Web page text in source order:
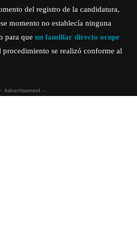
del registro de la candidatura,
momento no establecía ninguna
para que un familiar directo ocupe
procedimiento se realizó conforme al
- Advertisement -